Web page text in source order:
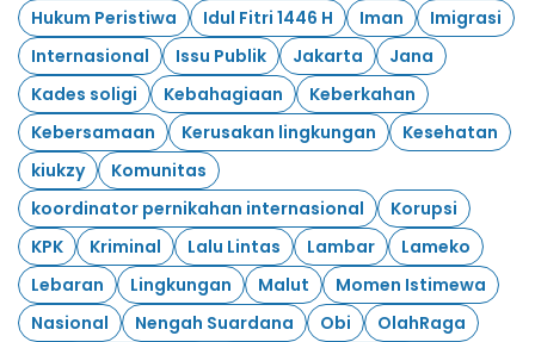
Hukum Peristiwa
Idul Fitri 1446 H Iman
Imigrasi
Internasional
Issu Publik Jakarta
Jana
Kades soligi
Kebahagiaan
Keberkahan
Kebersamaan
Kerusakan lingkungan
Kesehatan
kiukzy
Komunitas
koordinator pernikahan internasional
Korupsi
KPK
Kriminal Lalu Lintas Lambar
Lameko
Lebaran
Lingkungan Malut
Momen Istimewa
Nasional
Nengah Suardana Obi
OlahRaga